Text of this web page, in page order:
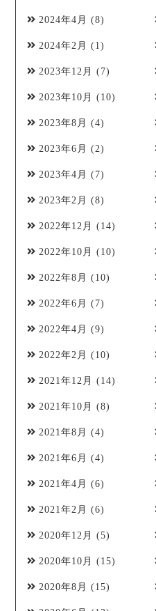
2024年4月 (8)
2024年2月 (1)
2023年12月 (7)
2023年10月 (10)
2023年8月 (4)
2023年6月 (2)
2023年4月 (7)
2023年2月 (8)
2022年12月 (14)
2022年10月 (10)
2022年8月 (10)
2022年6月 (7)
2022年4月 (9)
2022年2月 (10)
2021年12月 (14)
2021年10月 (8)
2021年8月 (4)
2021年6月 (4)
2021年4月 (6)
2021年2月 (6)
2020年12月 (5)
2020年10月 (15)
2020年8月 (15)